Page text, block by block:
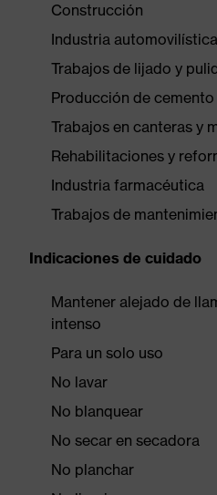
Construcción
Industria automovilística
Trabajos de lijado y
Producción de cemento
Trabajos en canteras y
Rehabilitaciones y
Industria farmacéutica
Trabajos de
Indicaciones de cuidado
Mantener alejado de
intenso
Para un solo uso
No lavar
No blanquear
No secar en secadora
No planchar